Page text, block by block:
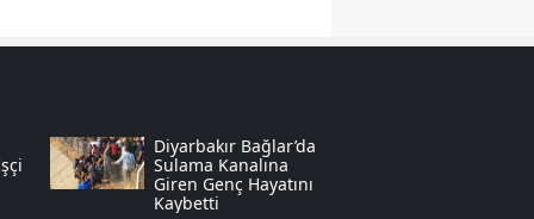
Sinop
Sivas
Diyarbakır Bağlar’da
Sulama Kanalına
Giren Genç Hayatını
Kaybetti